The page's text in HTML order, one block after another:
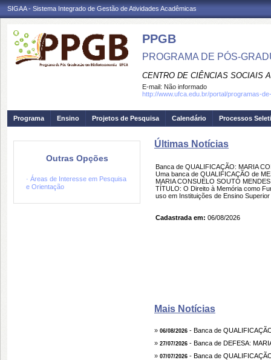
SIGAA - Sistema Integrado de Gestão de Atividades Acadêmicas
PPGB
PROGRAMA DE PÓS-
CENTRO DE CIÊNCIAS SOCIAIS
E-mail: Não informado
http://www.ufca.edu.br/portal/programas-
Programa Ensino Projetos de Pesquisa Calendário Processos
Outras Opções
· Áreas de Interesse em Pesquisa
e Orientação
Últimas Notícias
Banca de QUALIFICAÇÃO: MARIA
Uma banca de QUALIFICAÇÃO de
MARIA CONSUELO SOUTO
TÍTULO: O Direito à Memória como
uso em Instituições de Ensino Superior
Cadastrada em: 06/08/2026
Mais Notícias
» 06/08/2026 - Banca de
» 27/07/2026 - Banca de DEFESA:
» 07/07/2026 - Banca de